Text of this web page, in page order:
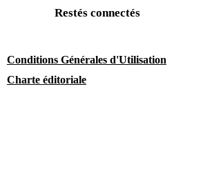
Restés connectés
Conditions Générales d'Utilisation
Charte éditoriale